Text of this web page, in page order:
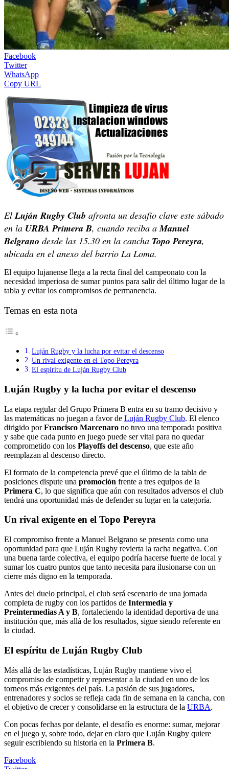
Facebook
Twitter
WhatsApp
Copy URL
ElLuján Rugby Club afronta un desafío clave este sábado
en la URBA Primera B, cuando reciba aManuel
Belgrano desde las 15.30 en la cancha Topo Pereyra,
ubicada en el anexo del barrio La Loma.
El equipo lujanense llega a la recta final del campeonato con la
necesidad imperiosa de sumar puntos para salir del último lugar de la
tabla y evitar los compromisos de permanencia.
Temas en esta nota
Luján Rugby y la lucha por evitar el descenso
Un rival exigente en el Topo Pereyra
El espíritu de Luján Rugby Club
Luján Rugby y la lucha por evitar el descenso
La etapa regular del Grupo Primera B entra en su tramo decisivo y
las matemáticas no juegan a favor de Luján Rugby Club. El elenco
dirigido porFrancisco Marcenaro no tuvo una temporada positiva
y sabe que cada punto en juego puede ser vital para no quedar
comprometido con los Playoffs del descenso, que este año
reemplazan al descenso directo.
El formato de la competencia prevé que el último de la tabla de
posiciones dispute una promoción frente a tres equipos de la
Primera C, lo que significa que aún con resultados adversos el club
tendrá una oportunidad más de defender su lugar en la categoría.
Un rival exigente en el Topo Pereyra
El compromiso frente a Manuel Belgrano se presenta como una
oportunidad para que Luján Rugby revierta la racha negativa. Con
una buena tarde colectiva, el equipo podría hacerse fuerte de local y
sumar los cuatro puntos que tanto necesita para ilusionarse con un
cierre más digno en la temporada.
Antes del duelo principal, el club será escenario de una jornada
completa de rugby con los partidos de Intermedia y
Preintermedias A y B, fortaleciendo la identidad deportiva de una
institución que, más allá de los resultados, sigue siendo referente en
la ciudad.
El espíritu de Luján Rugby Club
Más allá de las estadísticas, Luján Rugby mantiene vivo el
compromiso de competir y representar a la ciudad en uno de los
torneos más exigentes del país. La pasión de sus jugadores,
entrenadores y socios se refleja cada fin de semana en la cancha, con
el objetivo de crecer y consolidarse en la estructura de la URBA.
Con pocas fechas por delante, el desafío es enorme: sumar, mejorar
en el juego y, sobre todo, dejar en claro que Luján Rugby quiere
seguir escribiendo su historia en la Primera B.
Facebook